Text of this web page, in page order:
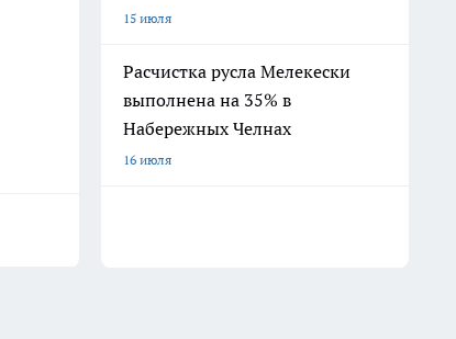
15 июля
Расчистка русла Мелекески
выполнена на 35% в
Набережных Челнах
16 июля